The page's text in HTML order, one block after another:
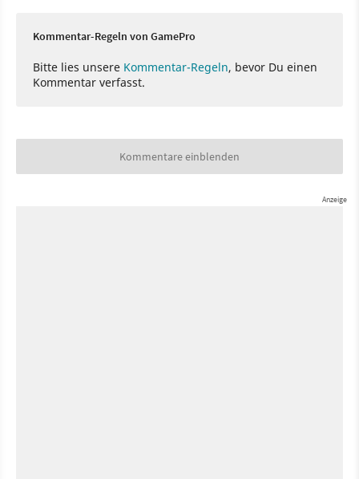
Kommentar-Regeln von GamePro
Bitte lies unsere Kommentar-Regeln, bevor Du einen
Kommentar verfasst.
Kommentare einblenden